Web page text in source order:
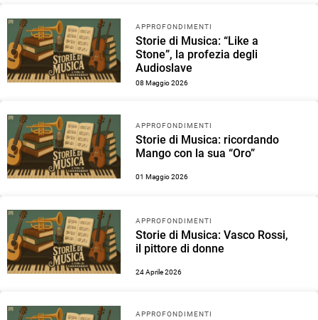
APPROFONDIMENTI
Storie di Musica: “Like a
Stone”, la profezia degli
Audioslave
08 Maggio 2026
APPROFONDIMENTI
Storie di Musica: ricordando
Mango con la sua “Oro”
01 Maggio 2026
APPROFONDIMENTI
Storie di Musica: Vasco Rossi,
il pittore di donne
24 Aprile 2026
APPROFONDIMENTI